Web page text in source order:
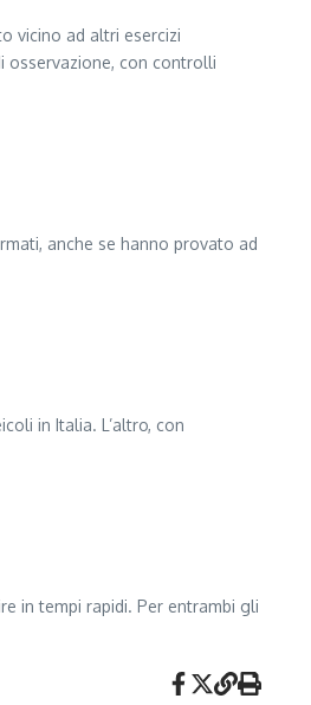
vicino ad altri esercizi
osservazione, con controlli
anche se hanno provato ad
in Italia. L’altro, con
in tempi rapidi. Per entrambi gli